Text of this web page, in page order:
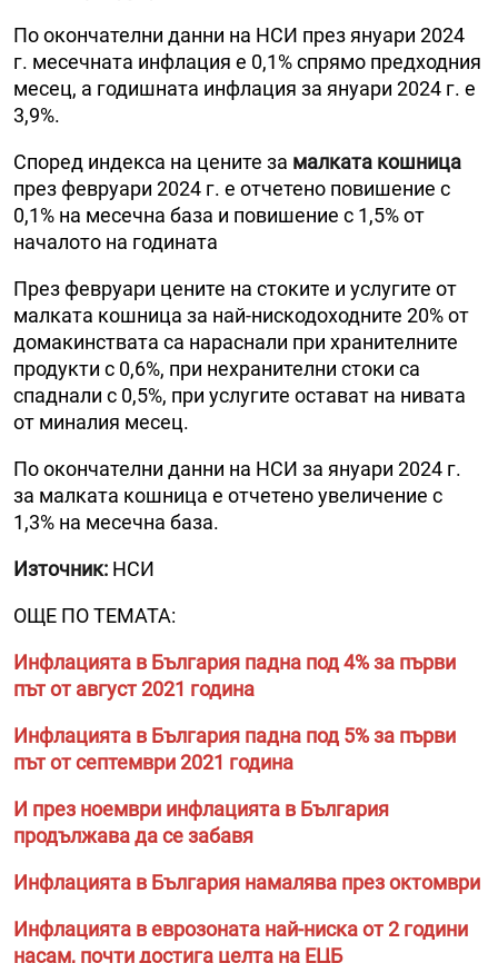
По окончателни данни на НСИ през януари 2024
г. месечната инфлация е 0,1% спрямо предходния
месец, а годишната инфлация за януари 2024 г. е
3,9%.
Според индекса на цените за малката кошница
през февруари 2024 г. е отчетено повишение с
0,1% на месечна база и повишение с 1,5% от
началото на годината
През февруари цените на стоките и услугите от
малката кошница за най-нискодоходните 20% от
домакинствата са нараснали при хранителните
продукти с 0,6%, при нехранителни стоки са
спаднали с 0,5%, при услугите остават на нивата
от миналия месец.
По окончателни данни на НСИ за януари 2024 г.
за малката кошница е отчетено увеличение с
1,3% на месечна база.
Източник: НСИ
ОЩЕ ПО ТЕМАТА:
Инфлацията в България падна под 4% за първи
път от август 2021 година
Инфлацията в България падна под 5% за първи
път от септември 2021 година
И през ноември инфлацията в България
продължава да се забавя
Инфлацията в България намалява през октомври
Инфлацията в еврозоната най-ниска от 2 години
насам, почти достига целта на ЕЦБ